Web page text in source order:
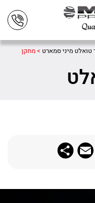
טואלט מיני סמארט >מתקן
Twitter
Email